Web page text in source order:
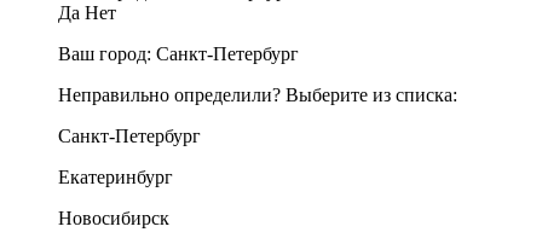
Да Нет
Ваш город: Санкт-Петербург
Неправильно определили? Выберите из списка:
Санкт-Петербург
Екатеринбург
Новосибирск